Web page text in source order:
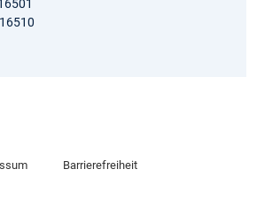
Barrierefreiheit